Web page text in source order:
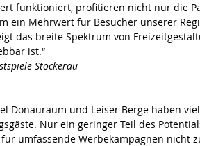
funktioniert, profitieren nicht nur die
ein Mehrwert für Besucher unserer
das breite Spektrum von
ist.“
Stockerau
Donauraum und Leiser Berge haben
Nur ein geringer Teil des
umfassende Werbekampagnen nicht